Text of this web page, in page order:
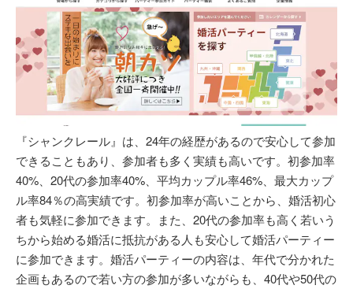
『シャンクレール』は、24年の経歴があるので安心して参加
できることもあり、参加者も多く実績も高いです。初参加率
40%、20代の参加率40%、平均カップル率46%、最大カップ
ル率84％の高実績です。初参加率が高いことから、婚活初心
者も気軽に参加できます。また、20代の参加率も高く若いう
ちから始める婚活に抵抗がある人も安心して婚活パーティー
に参加できます。婚活パーティーの内容は、年代で分かれた
企画もあるので若い方の参加が多いながらも、40代や50代の